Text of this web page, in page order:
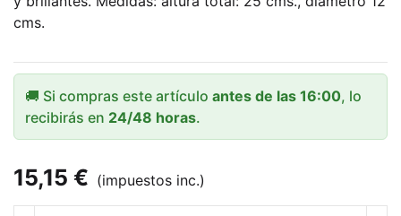
cms.
🚚 Si compras este artículo antes de las 16:00, lo
recibirás en 24/48 horas.
15,15 € (impuestos inc.)